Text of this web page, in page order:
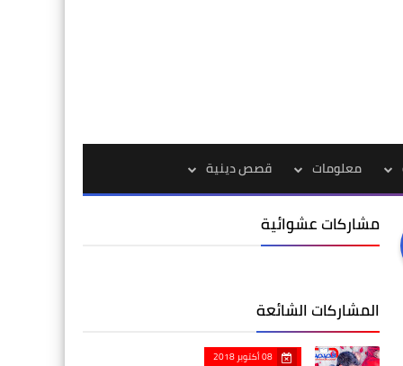
معلومات قصص دينية
مشاركات عشوائية
المشاركات الشائعة
08 أكتوبر 2018